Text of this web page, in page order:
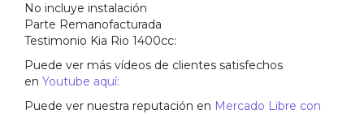
No incluye instalación
Parte Remanofacturada
Testimonio Kia Rio 1400cc:
Puede ver más vídeos de clientes satisfechos
en Youtube aquí:
Puede ver nuestra reputación en Mercado Libre con